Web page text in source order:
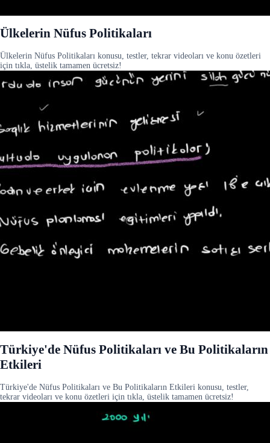
Ülkelerin Nüfus Politikaları
Ülkelerin Nüfus Politikaları konusu, testler, tekrar videoları ve konu özetleri
için tıkla, üstelik tamamen ücretsiz!
Türkiye'de Nüfus Politikaları ve Bu Politikaların
Etkileri
Türkiye'de Nüfus Politikaları ve Bu Politikaların Etkileri konusu, testler,
tekrar videoları ve konu özetleri için tıkla, üstelik tamamen ücretsiz!